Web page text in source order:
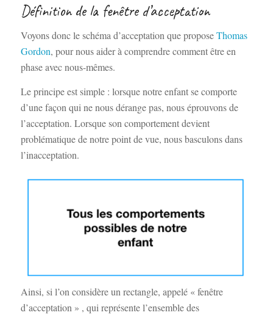
Définition de la fenêtre d’acceptation
Voyons donc le schéma d’acceptation que proposeThomas
Gordon, pour nous aider à comprendre comment être en
phase avec nous-mêmes.
Le principe est simple : lorsque notre enfant se comporte
d’une façon qui ne nous dérange pas, nous éprouvons de
l’acceptation. Lorsque son comportement devient
problématique de notre point de vue, nous basculons dans
l’inacceptation.
Ainsi, si l’on considère un rectangle, appelé « fenêtre
d’acceptation » , qui représente l’ensemble des